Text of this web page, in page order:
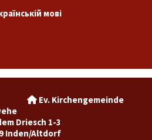
мові
Ev. Kirchengemeinde
Driesch 1-3
Inden/Altdorf